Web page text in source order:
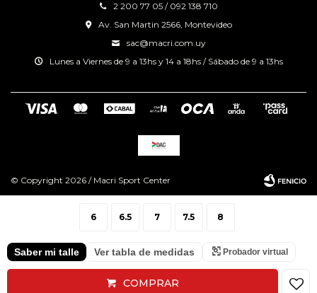
6 6.5 7 7.5 8
Saber mi talle Ver tabla de medidas Probador virtual
COMPRAR
2 200 77 05 / 092 138 710
Av. San Martin 2566, Montevideo
sac@macri.com.uy
Lunes a Viernes de 9 a 13hs y 14 a 18hs / Sábado de 9 a 13hs
© Copyright 2026 / Macri Sport Center
Fenicio